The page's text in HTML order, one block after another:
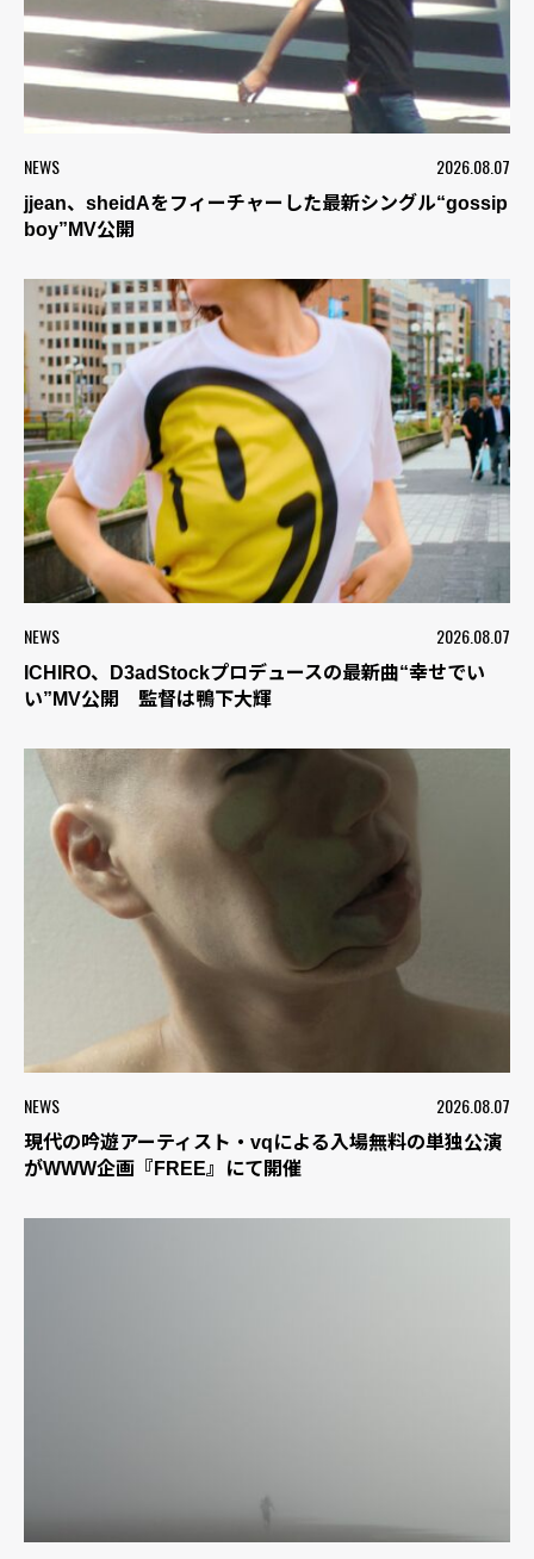
NEWS 2026.08.07
jjean、sheidAをフィーチャーした最新シングル“gossip
boy”MV公開
NEWS 2026.08.07
ICHIRO、D3adStockプロデュースの最新曲“幸せでい
い”MV公開 監督は鴨下大輝
NEWS 2026.08.07
現代の吟遊アーティスト・vqによる入場無料の単独公演
がWWW企画『FREE』にて開催